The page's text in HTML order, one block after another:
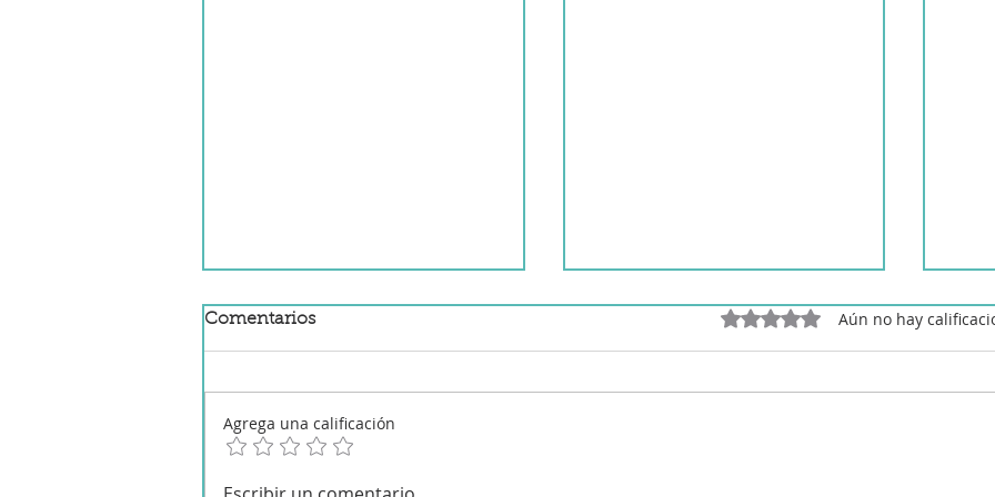
Calamares con patatas en
Comentarios Obtuvo 0 de 5 estrellas.Aún no hay
Agrega una calificación